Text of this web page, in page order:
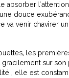
l’attention
douce
va venir chavirer
les
sur son
; elle est